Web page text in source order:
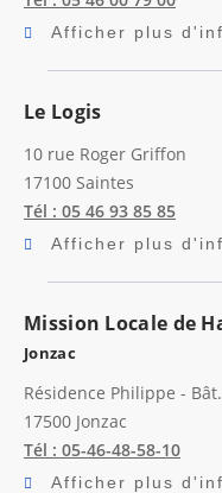
Afficher plus
Le Logis
10 rue Roger Griffon
17100 Saintes
Tél : 05 46 93 85 85
Afficher plus
Mission Locale de
Jonzac
Résidence Philippe -
17500 Jonzac
Tél : 05-46-48-58-10
Afficher plus